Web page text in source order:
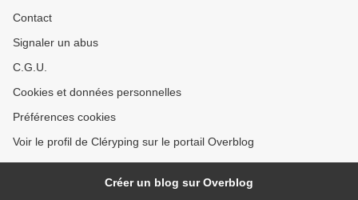
Contact
Signaler un abus
C.G.U.
Cookies et données personnelles
Préférences cookies
Voir le profil de Cléryping sur le portail Overblog
Créer un blog sur Overblog